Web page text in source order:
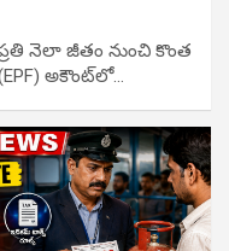
నెలా జీతం నుంచి కొంత
అకౌంట్‌లో…